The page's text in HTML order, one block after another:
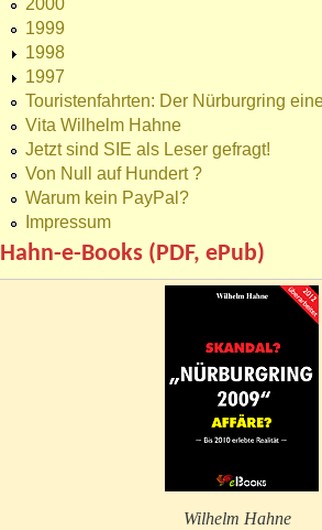
2000
1999
1998
1997
Touristenfahrten: Der Nürburgring
Vita Wilhelm Hahne
Jetzt sind SIE als Leser gefragt!
Von Null auf Hundert ?
Warum kein PayPal?
Impressum
Hahn-e-Books (PDF, ePub)
Wilhelm Hahne